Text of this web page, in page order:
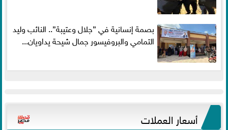
بصمة إنسانية في ”جلال وعتيبة”.. النائب وليد
التمامي والبروفيسور جمال شيحة يداويان...
أسعار العملات